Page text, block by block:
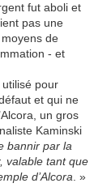
fut aboli et
pas une
de
- et
utilisé pour
et qui ne
un gros
Kaminski
bannir par la
valable tant que
d’Alcora . »